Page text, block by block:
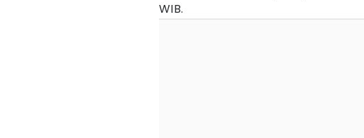
WIB.